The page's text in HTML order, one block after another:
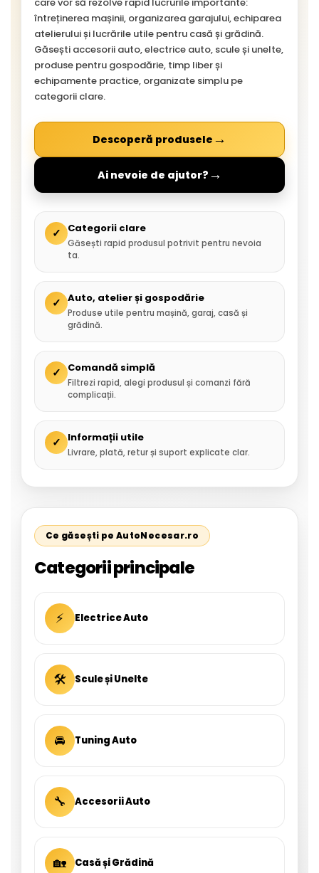
întreținerea mașinii, organizarea garajului, echiparea
atelierului și lucrările utile pentru casă și grădină.
Găsești accesorii auto, electrice auto, scule și unelte,
produse pentru gospodărie, timp liber și
echipamente practice, organizate simplu pe
categorii clare.
Descoperă produsele →
Ai nevoie de ajutor? →
✓ Categorii clare
Găsești rapid produsul potrivit pentru nevoia
ta.
✓ Auto, atelier și gospodărie
Produse utile pentru mașină, garaj, casă și
grădină.
✓ Comandă simplă
Filtrezi rapid, alegi produsul și comanzi fără
complicații.
✓ Informații utile
Livrare, plată, retur și suport explicate clar.
Ce găsești pe AutoNecesar.ro
Categorii principale
⚡ Electrice Auto
🛠 Scule și Unelte
🚘 Tuning Auto
🔧 Accesorii Auto
🏡 Casă și Grădină